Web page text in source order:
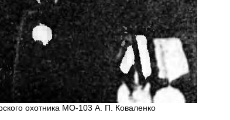
охотника МО-103 А. П. Коваленко